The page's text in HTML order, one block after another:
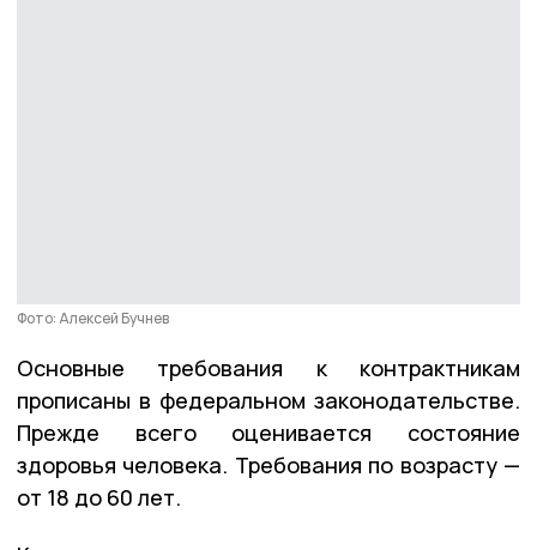
Фото: Алексей Бучнев
Основные требования к контрактникам
прописаны в федеральном законодательстве.
Прежде всего оценивается состояние
здоровья человека. Требования по возрасту —
от 18 до 60 лет.